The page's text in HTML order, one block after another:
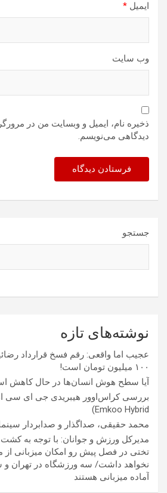
ایمیل *
وب‌ سایت
ذخیره نام، ایمیل و وبسایت من در
دیدگاهی می‌نویسم.
جستجو
نوشته‌های تازه
عجیب اما واقعی: رقم فسخ قرارداد
۱۰۰ میلیون تومان است!
آیا سطح هوش انسان‌ها در حال کاهش
Emkoo Hybrid)
محمد حقیقی، صداگذار و صدابردار
مدیرکل ورزش و جوانان: با توجه به کشت
تختی در فصل پیش رو امکان میزبانی از
نخواهد داشت/ سه ورزشگاه در تهران
آماده میزبانی هستند